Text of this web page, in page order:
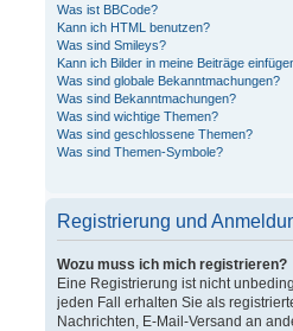
Was ist BBCode?
Kann ich HTML benutzen?
Was sind Smileys?
Kann ich Bilder in meine Beiträge
Was sind globale Bekanntmachungen?
Was sind Bekanntmachungen?
Was sind wichtige Themen?
Was sind geschlossene Themen?
Was sind Themen-Symbole?
Registrierung und
Wozu muss ich mich registrieren?
Eine Registrierung ist nicht
jeden Fall erhalten Sie als
Nachrichten, E-Mail-Versand an